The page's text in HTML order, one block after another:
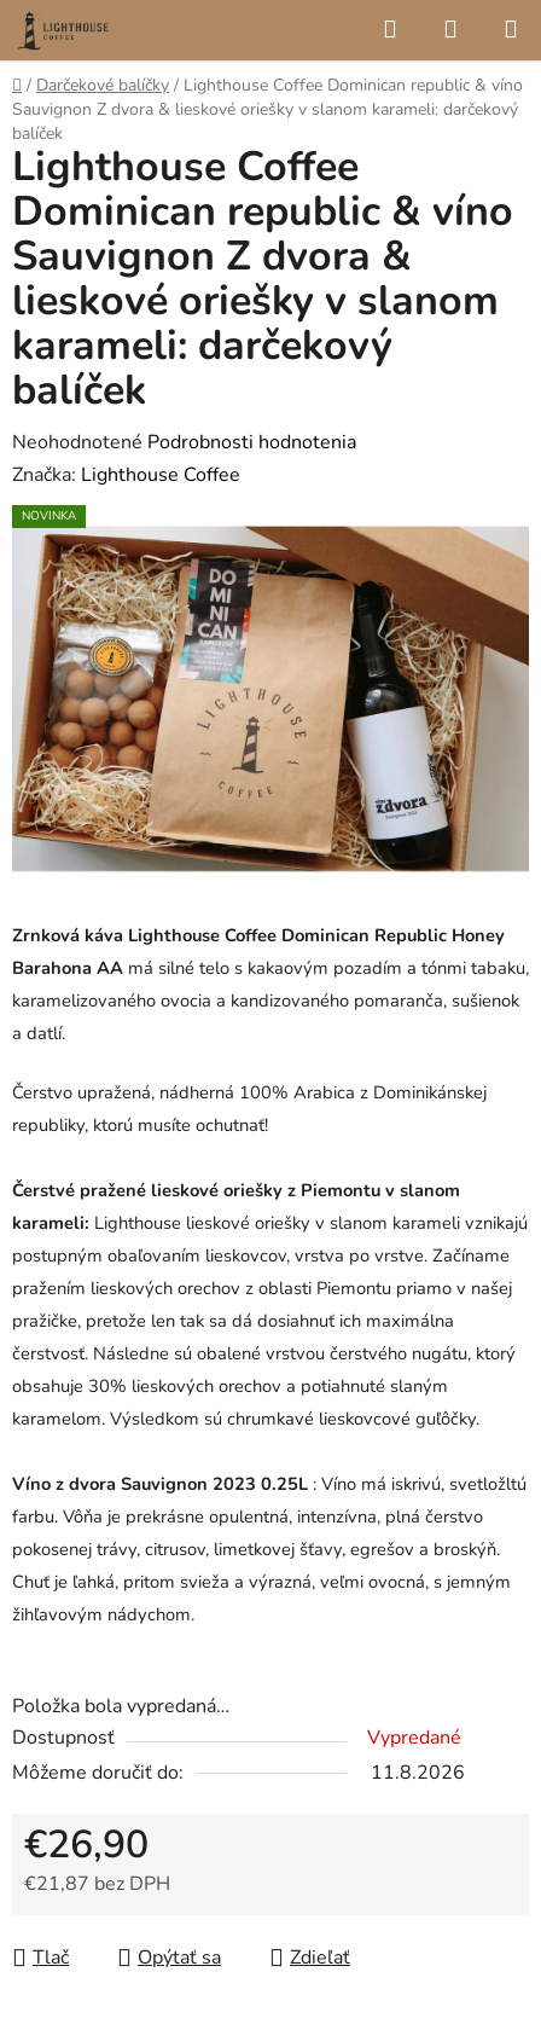
Prejsť
obsah
Hľadať
KOŠÍK
Domov
/ Darčekové balíčky / Lighthouse Coffee Dominican republic & víno
Sauvignon Z dvora & lieskové oriešky v slanom karameli: darčekový
balíček
Zrnková káva Lighthouse Coffee Dominican Republic Honey
Barahona AA má silné telo s kakaovým pozadím a tónmi tabaku,
karamelizovaného ovocia a kandizovaného pomaranča, sušienok
a datlí.
Čerstvo upražená, nádherná 100% Arabica z Dominikánskej
republiky, ktorú musíte ochutnať!
Čerstvé pražené lieskové oriešky z Piemontu v slanom
karameli: Lighthouse lieskové oriešky v slanom karameli vznikajú
postupným obaľovaním lieskovcov, vrstva po vrstve. Začíname
pražením lieskových orechov z oblasti Piemontu priamo v našej
pražičke, pretože len tak sa dá dosiahnuť ich maximálna
čerstvosť. Následne sú obalené vrstvou čerstvého nugátu, ktorý
obsahuje 30% lieskových orechov a potiahnuté slaným
karamelom. Výsledkom sú chrumkavé lieskovcové guľôčky.
Víno z dvora Sauvignon 2023 0.25L : Víno má iskrivú, svetložltú
farbu. Vôňa je prekrásne opulentná, intenzívna, plná čerstvo
pokosenej trávy, citrusov, limetkovej šťavy, egrešov a broskýň.
Chuť je ľahká, pritom svieža a výrazná, veľmi ovocná, s jemným
žihľavovým nádychom.
Položka bola vypredaná…
Dostupnosť
Vypredané
Môžeme doručiť do:
11.8.2026
€26,90
€21,87 bez DPH
Tlač
Opýtať sa Zdieľať
Lighthouse Coffee
Dominican republic & víno
Sauvignon Z dvora &
lieskové oriešky v slanom
karameli: darčekový
balíček
Priemerné
hodnotenie
produktu
0,0
hviezdičiek.
Neohodnotené Podrobnosti hodnotenia
Značka: Lighthouse Coffee
NOVINKA